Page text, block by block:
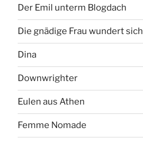
Der Emil unterm Blogdach
Die gnädige Frau wundert sich
Dina
Downwrighter
Eulen aus Athen
Femme Nomade